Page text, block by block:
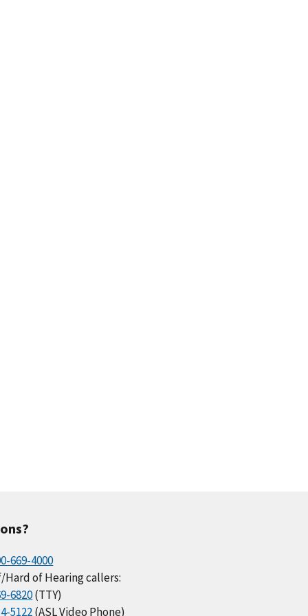
669-4000
Hard of Hearing callers:
6820(TTY)
5122(ASL Video Phone)